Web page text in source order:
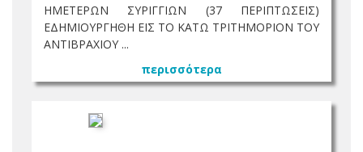
ΗΜΕΤΕΡΩΝ ΣΥΡΙΓΓΙΩΝ (37 ΠΕΡΙΠΤΩΣΕΙΣ)
ΕΔΗΜΙΟΥΡΓΗΘΗ ΕΙΣ ΤΟ ΚΑΤΩ ΤΡΙΤΗΜΟΡΙΟΝ ΤΟΥ
ΑΝΤΙΒΡΑΧΙΟΥ ...
περισσότερα